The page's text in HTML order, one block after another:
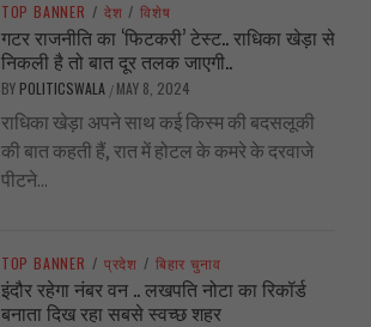
TOP BANNER / देश / विशेष
गटर राजनीति का ‘फिटकरी’ टेस्ट.. राधिका खेड़ा से
निकली है तो बात दूर तलक जाएगी..
BY POLITICSWALA / MAY 8, 2024
राधिका खेड़ा अपने साथ कई किस्म की बदसलूकी
की बात कहती हैं, रात में होटल के कमरे के दरवाजे
पीटने...
TOP BANNER / प्रदेश / बिहार चुनाव
इंदौर रहेगा नंबर वन .. लखपति नोटा का रिकॉर्ड
बनाता दिख रहा सबसे स्वच्छ शहर